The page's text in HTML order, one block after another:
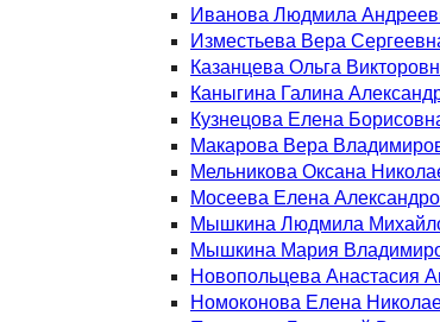
Иванова Людмила
Изместьева Вера
Казанцева Ольга
Каныгина Галина
Кузнецова Елена
Макарова Вера
Мельникова Оксана
Мосеева Елена
Мышкина Людмила
Мышкина Мария
Новопольцева Анастасия
Номоконова Елена